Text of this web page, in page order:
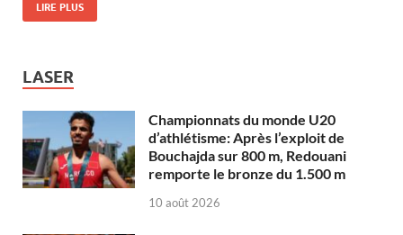
LIRE PLUS
LASER
Championnats du monde U20
d’athlétisme: Après l’exploit de
Bouchajda sur 800 m, Redouani
remporte le bronze du 1.500 m
10 août 2026